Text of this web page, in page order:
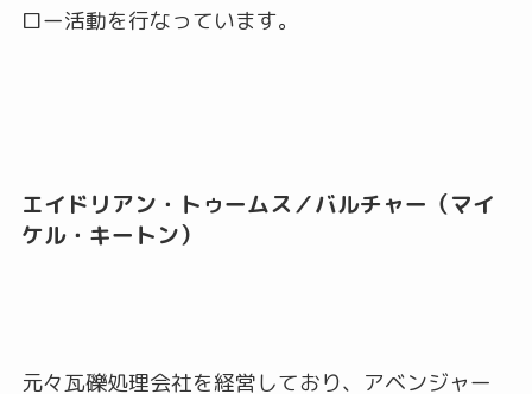
ロー活動を行なっています。
エイドリアン・トゥームス／バルチャー（マイ
ケル・キートン）
元々瓦礫処理会社を経営しており、アベンジャー